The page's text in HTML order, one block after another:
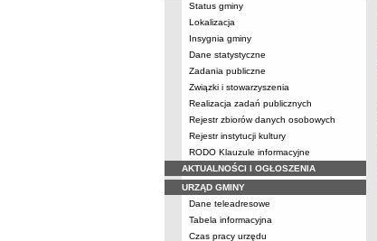
Status gminy
Lokalizacja
Insygnia gminy
Dane statystyczne
Zadania publiczne
Związki i stowarzyszenia
Realizacja zadań publicznych
Rejestr zbiorów danych osobowych
Rejestr instytucji kultury
RODO Klauzule informacyjne
AKTUALNOŚCI I OGŁOSZENIA
URZĄD GMINY
Dane teleadresowe
Tabela informacyjna
Czas pracy urzędu